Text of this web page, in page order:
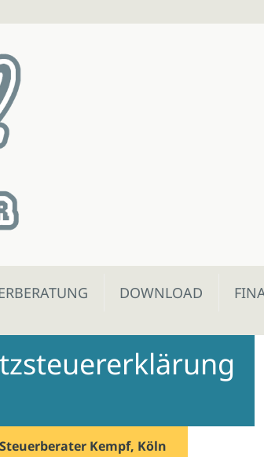
DOWNLOAD
Steuerberater Kempf, Köln